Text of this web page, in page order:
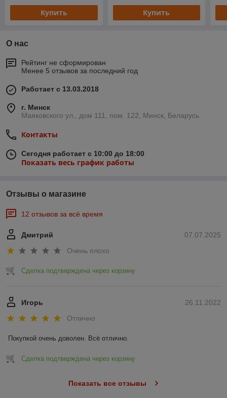
Купить Купить
О нас
Рейтинг не сформирован
Менее 5 отзывов за последний год
Работает с 13.03.2018
г. Минск
Маяковского ул., дом 111, пом. 122, Минск, Беларусь
Контакты
Сегодня работает с 10:00 до 18:00
Показать весь график работы
Отзывы о магазине
12 отзывов за всё время
07.07.2025
Дмитрий
Очень плохо
Сделка подтверждена через корзину
26.11.2022
Игорь
Отлично
Покупкой очень доволен. Всё отлично.
Сделка подтверждена через корзину
Показать все отзывы